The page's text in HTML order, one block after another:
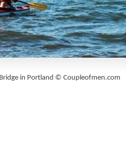
in Portland © Coupleofmen.com